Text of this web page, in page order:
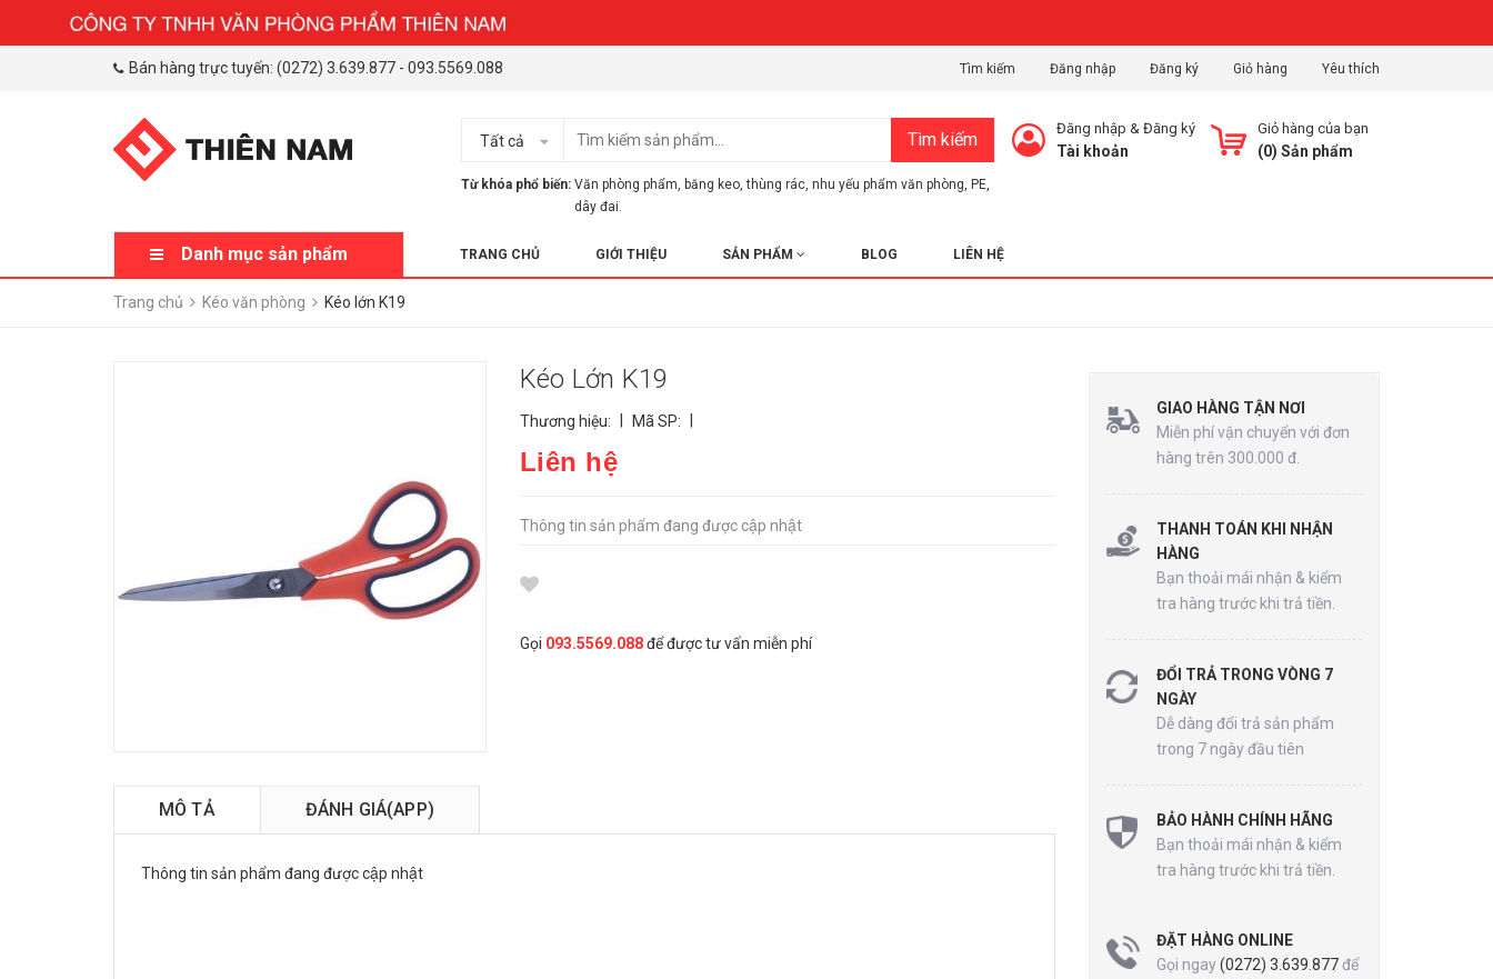
Bán hàng trực tuyến: (0272) 3.639.877 - 093.5569.088 Tìm kiếm Đăng nhập Đăng ký Giỏ hàng Yêu thích
Tất cả Tìm kiếm
Từ khóa phổ biến: Văn phòng phẩm băng keo ,thùng rác nhu yếu phẩm văn phòng PE
dây đai.
Giỏ hàng của bạn
(0) Sản phẩm
Đăng nhập & Đăng ký
Tài khoản
Danh mục sản phẩm TRANG CHỦ GIỚI THIỆU SẢN PHẨM BLOG LIÊN HỆ
Trang chủ Kéo văn phòng Kéo lớn K19
Kéo Lớn K19
Thương hiệu: | Mã SP: |
Liên hệ
Thông tin sản phẩm đang được cập nhật
Gọi 093.5569.088để được tư vấn miễn phí
MÔ TẢ ĐÁNH GIÁ(APP)
Thông tin sản phẩm đang được cập nhật
GIAO HÀNG TẬN NƠI
Miễn phí vận chuyển với đơn
hàng trên 300.000 đ.
THANH TOÁN KHI NHẬN
HÀNG
Bạn thoải mái nhận & kiểm
tra hàng trước khi trả tiền.
ĐỔI TRẢ TRONG VÒNG 7
NGÀY
Dễ dàng đổi trả sản phẩm
trong 7 ngày đầu tiên
BẢO HÀNH CHÍNH HÃNG
Bạn thoải mái nhận & kiểm
tra hàng trước khi trả tiền.
ĐẶT HÀNG ONLINE
Gọi ngay(0272) 3.639.877để